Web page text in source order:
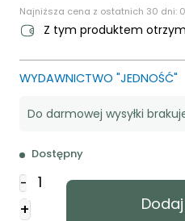
Najniższa cena z ostatnich 30 dni:
Z tym produktem
WYDAWNICTWO "JEDNOŚĆ"
Do darmowej wysyłki brakuje
Dostępny
-
ilość
Smakowite
desery
+